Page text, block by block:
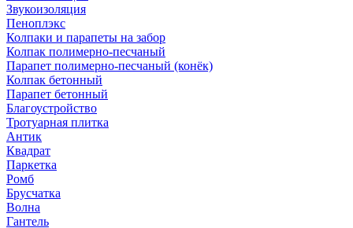
Звукоизоляция
Пеноплэкс
Колпаки и парапеты на забор
Колпак полимерно-песчаный
Парапет полимерно-песчаный (конёк)
Колпак бетонный
Парапет бетонный
Благоустройство
Тротуарная плитка
Антик
Квадрат
Паркетка
Ромб
Брусчатка
Волна
Гантель